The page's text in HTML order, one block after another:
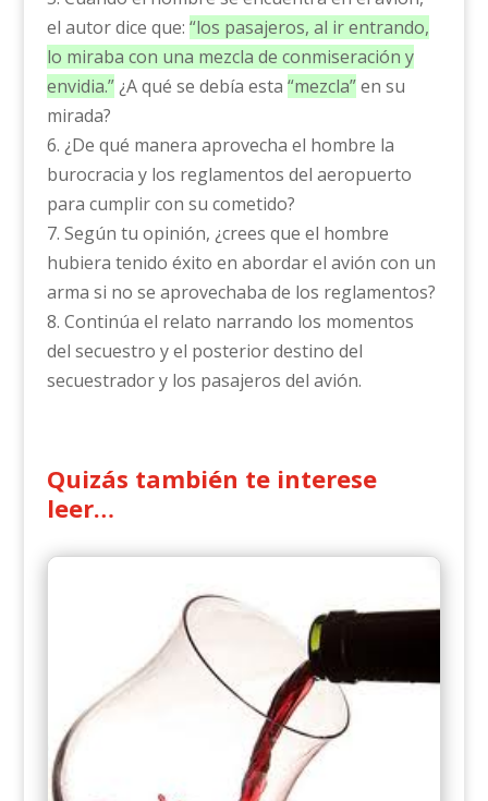
el autor dice que: “los pasajeros, al ir entrando,
lo miraba con una mezcla de conmiseración y
envidia.”¿A qué se debía esta “mezcla”en su
mirada?
6. ¿De qué manera aprovecha el hombre la
burocracia y los reglamentos del aeropuerto
para cumplir con su cometido?
7. Según tu opinión, ¿crees que el hombre
hubiera tenido éxito en abordar el avión con un
arma si no se aprovechaba de los reglamentos?
8. Continúa el relato narrando los momentos
del secuestro y el posterior destino del
secuestrador y los pasajeros del avión.
Quizás también te interese
leer…